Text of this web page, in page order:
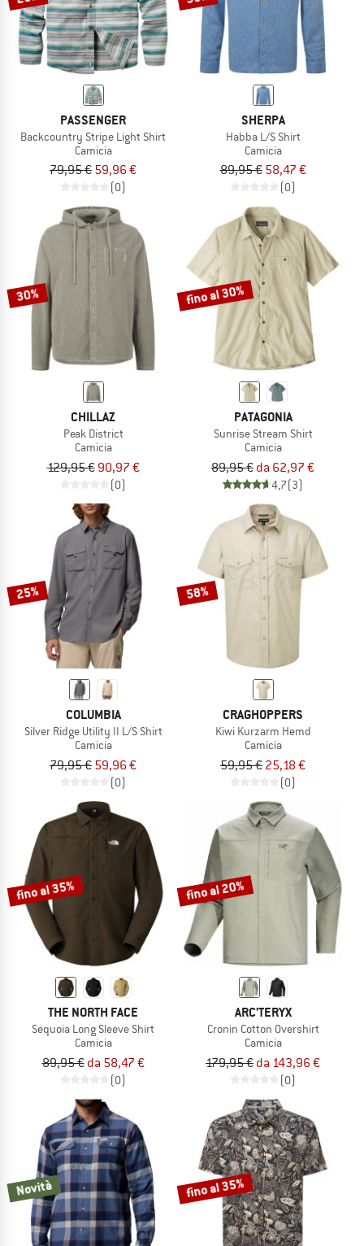
PASSENGER
Backcountry Stripe Light Shirt
Camicia
79,95 € 59,96 €
(0)
SHERPA
Habba L/S Shirt
Camicia
89,95 € 58,47 €
(0)
30%
CHILLAZ
Peak District
Camicia
129,95 € 90,97 €
(0)
fino al 30%
PATAGONIA
Sunrise Stream Shirt
Camicia
89,95 € da 62,97 €
4,7(3)
25%
COLUMBIA
Silver Ridge Utility II L/S Shirt
Camicia
79,95 € 59,96 €
(0)
58%
CRAGHOPPERS
Kiwi Kurzarm Hemd
Camicia
59,95 € 25,18 €
(0)
fino al 35%
THE NORTH FACE
Sequoia Long Sleeve Shirt
Camicia
89,95 € da 58,47 €
(0)
fino al 20%
ARC'TERYX
Cronin Cotton Overshirt
Camicia
179,95 € da 143,96 €
(0)
Novità fino al 35%